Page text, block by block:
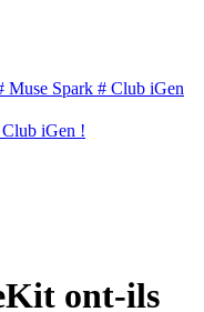
Muse Spark # Club iGen
Club iGen !
ont-ils